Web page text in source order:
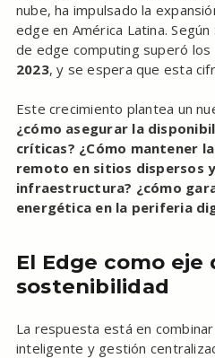
nube, ha impulsado la
edge en América Latina.
de edge computing superó los
2023, y se espera que esta
Este crecimiento plantea un
¿cómo asegurar la
críticas? ¿Cómo mantener
remoto en sitios dispersos
infraestructura? ¿cómo
energética en la periferia
El Edge como eje
sostenibilidad
La respuesta está en
inteligente y gestión